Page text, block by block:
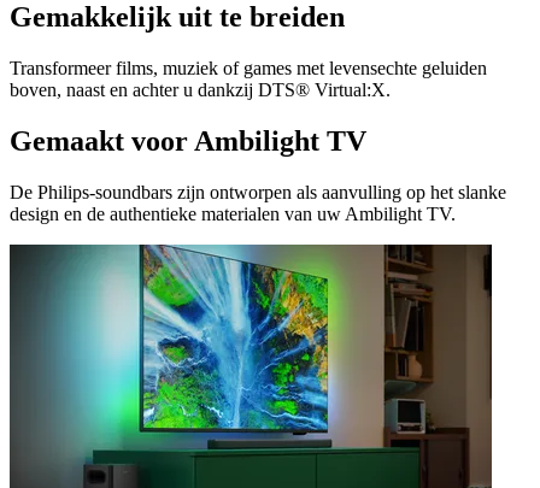
Gemakkelijk uit te breiden
Transformeer films, muziek of games met levensechte geluiden
boven, naast en achter u dankzij DTS® Virtual:X.
Gemaakt voor Ambilight TV
De Philips-soundbars zijn ontworpen als aanvulling op het slanke
design en de authentieke materialen van uw Ambilight TV.